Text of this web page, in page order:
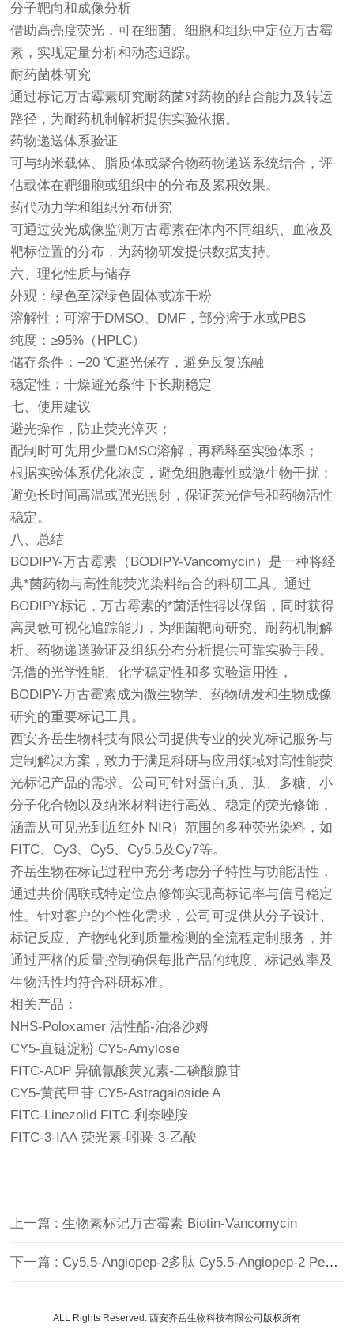
分子靶向和成像分析
借助高亮度荧光，可在细菌、细胞和组织中定位万古霉
素，实现定量分析和动态追踪。
耐药菌株研究
通过标记万古霉素研究耐药菌对药物的结合能力及转运
路径，为耐药机制解析提供实验依据。
药物递送体系验证
可与纳米载体、脂质体或聚合物药物递送系统结合，评
估载体在靶细胞或组织中的分布及累积效果。
药代动力学和组织分布研究
可通过荧光成像监测万古霉素在体内不同组织、血液及
靶标位置的分布，为药物研发提供数据支持。
六、理化性质与储存
外观：绿色至深绿色固体或冻干粉
溶解性：可溶于DMSO、DMF，部分溶于水或PBS
纯度：≥95%（HPLC）
储存条件：−20 ℃避光保存，避免反复冻融
稳定性：干燥避光条件下长期稳定
七、使用建议
避光操作，防止荧光淬灭；
配制时可先用少量DMSO溶解，再稀释至实验体系；
根据实验体系优化浓度，避免细胞毒性或微生物干扰；
避免长时间高温或强光照射，保证荧光信号和药物活性
稳定。
八、总结
BODIPY-万古霉素（BODIPY-Vancomycin）是一种将经
典*菌药物与高性能荧光染料结合的科研工具。通过
BODIPY标记，万古霉素的*菌活性得以保留，同时获得
高灵敏可视化追踪能力，为细菌靶向研究、耐药机制解
析、药物递送验证及组织分布分析提供可靠实验手段。
凭借的光学性能、化学稳定性和多实验适用性，
BODIPY-万古霉素成为微生物学、药物研发和生物成像
研究的重要标记工具。
西安齐岳生物科技有限公司提供专业的荧光标记服务与
定制解决方案，致力于满足科研与应用领域对高性能荧
光标记产品的需求。公司可针对蛋白质、肽、多糖、小
分子化合物以及纳米材料进行高效、稳定的荧光修饰，
涵盖从可见光到近红外 NIR）范围的多种荧光染料，如
FITC、Cy3、Cy5、Cy5.5及Cy7等。
齐岳生物在标记过程中充分考虑分子特性与功能活性，
通过共价偶联或特定位点修饰实现高标记率与信号稳定
性。针对客户的个性化需求，公司可提供从分子设计、
标记反应、产物纯化到质量检测的全流程定制服务，并
通过严格的质量控制确保每批产品的纯度、标记效率及
生物活性均符合科研标准。
相关产品：
NHS-Poloxamer 活性酯-泊洛沙姆
CY5-直链淀粉 CY5-Amylose
FITC-ADP 异硫氰酸荧光素-二磷酸腺苷
CY5-黄芪甲苷 CY5-Astragaloside A
FITC-Linezolid FITC-利奈唑胺
FITC-3-IAA 荧光素-吲哚-3-乙酸
上一篇 : 生物素标记万古霉素 Biotin-Vancomycin
下一篇 : Cy5.5-Angiopep-2多肽 Cy5.5-Angiopep-2 Peptide Cy5.5荧光标记脑靶向血管肽
ALL Rights Reserved. 西安齐岳生物科技有限公司版权所有